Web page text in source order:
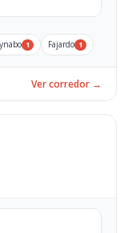
1 Fajardo 1
Ver corredor →